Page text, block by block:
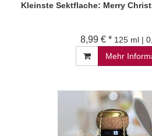
Kleinste Sektflache: Merry
8,99 € * 125 ml |
Mehr